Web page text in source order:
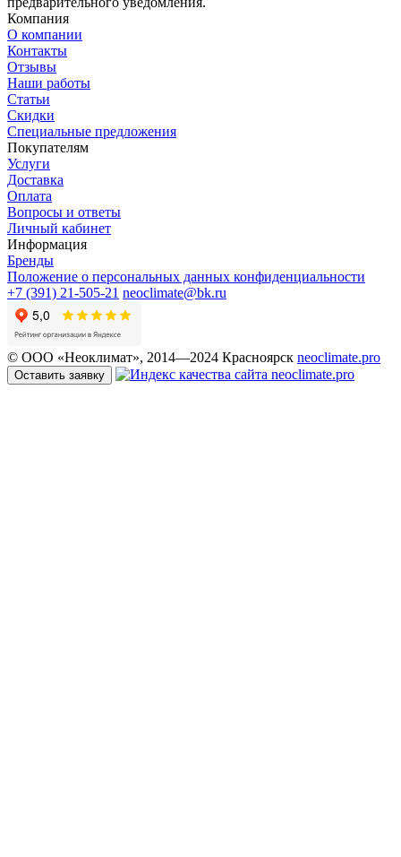
Компания
О компании
Контакты
Отзывы
Наши работы
Статьи
Скидки
Специальные предложения
Покупателям
Услуги
Доставка
Оплата
Вопросы и ответы
Личный кабинет
Информация
Бренды
Положение о персональных данных конфиденциальности
+7 (391) 21-505-21 neoclimate@bk.ru
© ООО «Неоклимат», 2014—2024 Красноярск neoclimate.pro
Оставить заявку